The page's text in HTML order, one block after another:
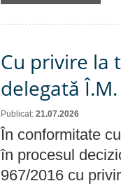
Cu privire la
delegată
Publicat: 21.07.2026
În conformitate
în procesul
967/2016 cu